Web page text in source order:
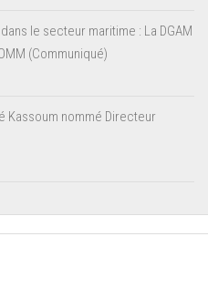
le secteur maritime : La DGAM
(Communiqué)
Kassoum nommé Directeur